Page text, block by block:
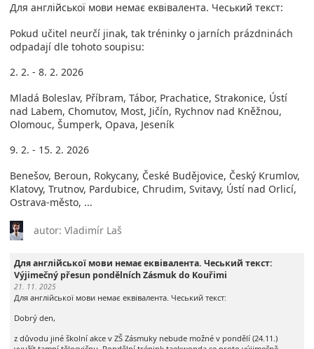
Для англійської мови немає еквівалента. Чеський текст:
Pokud učitel neurčí jinak, tak tréninky o jarních prázdninách
odpadají dle tohoto soupisu:
2. 2. - 8. 2. 2026
Mladá Boleslav, Příbram, Tábor, Prachatice, Strakonice, Ústí
nad Labem, Chomutov, Most, Jičín, Rychnov nad Kněžnou,
Olomouc, Šumperk, Opava, Jeseník
9. 2. - 15. 2. 2026
Benešov, Beroun, Rokycany, České Budějovice, Český Krumlov,
Klatovy, Trutnov, Pardubice, Chrudim, Svitavy, Ústí nad Orlicí,
Ostrava-město, ...
autor: Vladimír Laš
Для англійської мови немає еквівалента. Чеський текст:
Výjimečný přesun pondělních Zásmuk do Kouřimi
21. 11. 2025
Для англійської мови немає еквівалента. Чеський текст:
Dobrý den,
z důvodu jiné školní akce v ZŠ Zásmuky nebude možné v pondělí (24.11.)